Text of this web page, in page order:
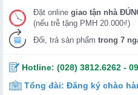
Đặt online giao tận nhà
(nếu trễ tặng PMH 20.000₫)
Đổi, trả sản phẩm trong 7
Hotline: (028) 3812.6262 -
Tổng đài: Đăng ký chào